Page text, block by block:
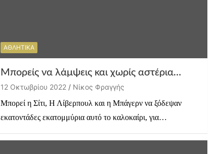
ΑΘΛΗΤΙΚΑ
Μπορείς να λάμψεις και χωρίς αστέρια…
12 Οκτωβρίου 2022
Νίκος Φραγγής
Μπορεί η Σίτι, Η Λίβερπουλ και η Μπάγερν να ξόδεψαν
εκατοντάδες εκατομμύρια αυτό το καλοκαίρι, για…